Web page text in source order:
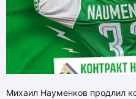
Михаил Науменков продлил